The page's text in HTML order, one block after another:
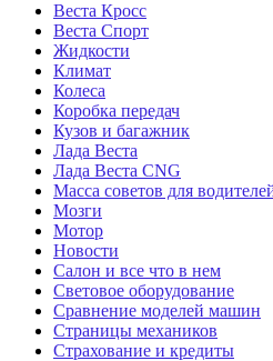
Веста Кросс
Веста Спорт
Жидкости
Климат
Колеса
Коробка передач
Кузов и багажник
Лада Веста
Лада Веста CNG
Масса советов для
Мозги
Мотор
Новости
Салон и все что в нем
Световое оборудование
Сравнение моделей машин
Страницы механиков
Страхование и кредиты